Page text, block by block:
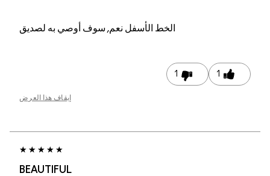
الخط الأسفلنعم, سوف أوصي به لصديق
1
1
إيقاف هذا العرض
BEAUTIFUL